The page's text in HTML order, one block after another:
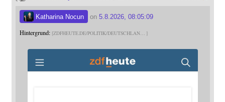
Katharina Nocun on 5.8.2026, 08:05:09
Hintergrund: ZDFHEUTE.DE/POLITIK/DEUTSCHLAN